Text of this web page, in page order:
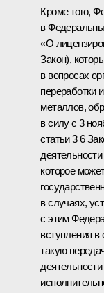
Кроме того,
в
«О
Закон),
в вопросах
переработки
металлов,
в силу с 3
статьи 3 6
которое
в случаях,
с этим
вступления в
такую